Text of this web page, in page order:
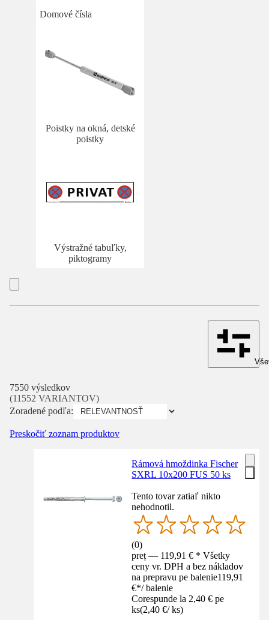
Domové čísla
Poistky na okná, detské
poistky
Výstražné tabuľky,
piktogramy
7550 výsledkov
(11552 VARIANTOV)
Zoradené podľa:
Preskočiť zoznam produktov
Rámová hmoždinka Fischer
SXRL 10x200 FUS 50 ks
Tento tovar zatiaľ nikto
nehodnotil.
(0)
preț — 119,91 € * Všetky
ceny vr. DPH a bez nákladov
na prepravu pe balenie119,91
€*/ balenie
Corespunde la 2,40 € pe
ks(2,40 €/ ks)